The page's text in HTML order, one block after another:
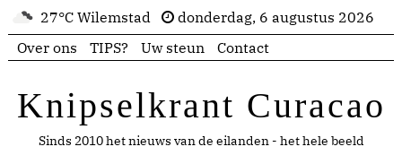
27°C Wilemstad
donderdag, 6 augustus 2026
Over ons
TIPS? Uw steun Contact
Knipselkrant Curacao
Sinds 2010 het nieuws van de eilanden - het hele beeld